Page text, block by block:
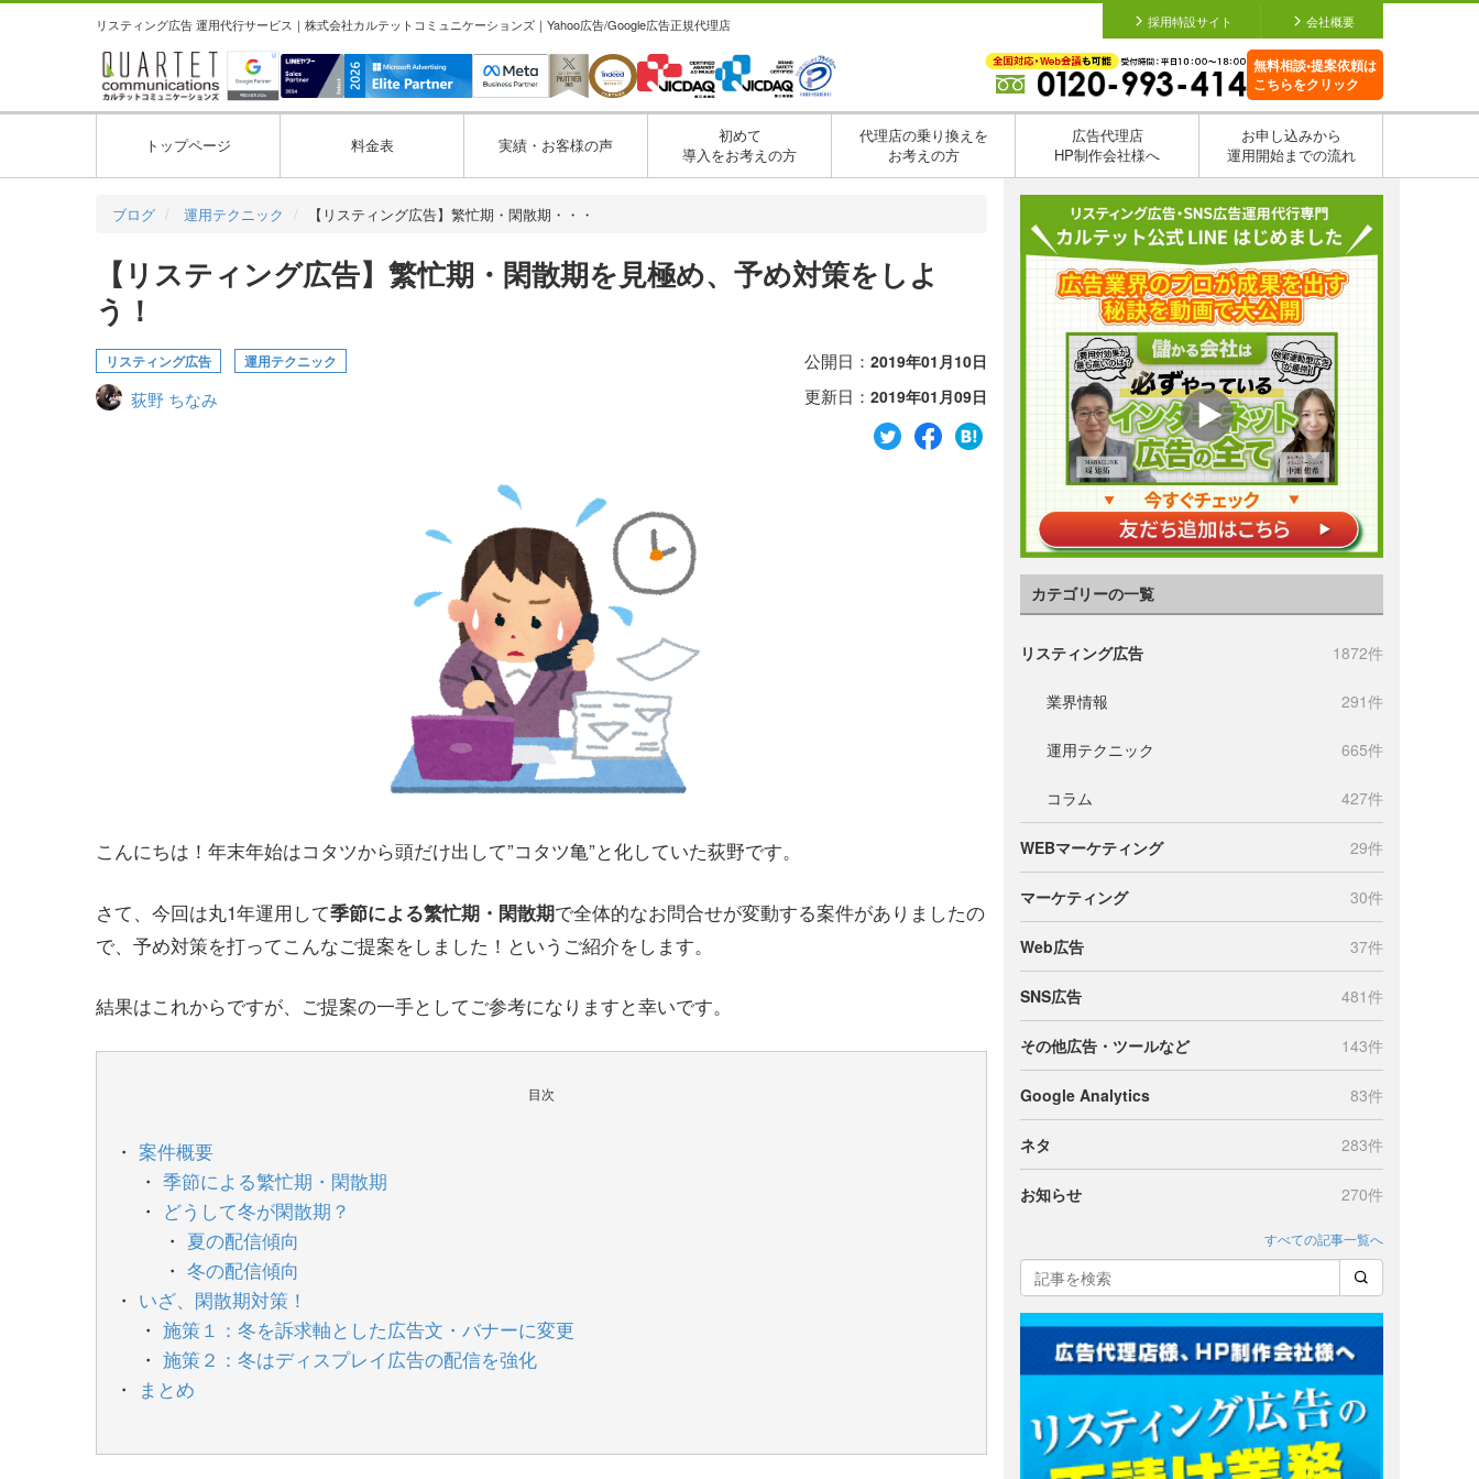
リスティング広告 運用代行サービス｜株式会社カルテットコミュニケーションズ｜Yahoo広告/Google広告正規代理店 採用特設サイト 会社概要
無料相談•提案依頼は
こちらをクリック
トップページ 料金表 実績・お客様の声
初めて
導入をお考えの方
代理店の乗り換えを
お考えの方
広告代理店
HP制作会社様へ
お申し込みから
運用開始までの流れ
ブログ 運用テクニック 【リスティング広告】繁忙期・閑散期・・・
【リスティング広告】繁忙期・閑散期を見極め、予め対策をしよ
う！
リスティング広告 運用テクニック
荻野 ちなみ
公開日： 2019年01月10日
更新日： 2019年01月09日
こんにちは！年末年始はコタツから頭だけ出して”コタツ亀”と化していた荻野です。
さて、今回は丸1年運用して季節による繁忙期・閑散期で全体的なお問合せが変動する案件がありましたの
で、予め対策を打ってこんなご提案をしました！というご紹介をします。
結果はこれからですが、ご提案の一手としてご参考になりますと幸いです。
目次
案件概要
季節による繁忙期・閑散期
どうして冬が閑散期？
夏の配信傾向
冬の配信傾向
いざ、閑散期対策！
施策１：冬を訴求軸とした広告文・バナーに変更
施策２：冬はディスプレイ広告の配信を強化
まとめ
カテゴリーの一覧
リスティング広告 1872件
業界情報 291件
運用テクニック 665件
コラム 427件
WEBマーケティング 29件
マーケティング 30件
Web広告 37件
SNS広告 481件
その他広告・ツールなど 143件
Google Analytics 83件
ネタ 283件
お知らせ 270件
すべての記事一覧へ